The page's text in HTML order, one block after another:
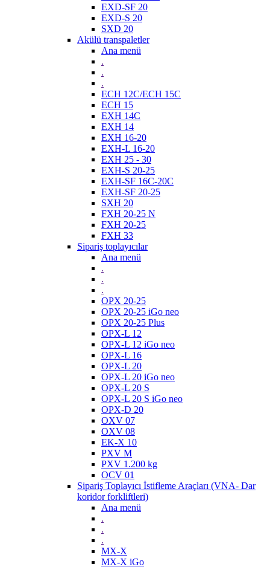
EXD-SF 20
EXD-S 20
SXD 20
Akülü transpaletler
Ana menü
.
.
.
ECH 12C/ECH 15C
ECH 15
EXH 14C
EXH 14
EXH 16-20
EXH-L 16-20
EXH 25 - 30
EXH-S 20-25
EXH-SF 16C-20C
EXH-SF 20-25
SXH 20
FXH 20-25 N
FXH 20-25
FXH 33
Sipariş toplayıcılar
Ana menü
.
.
.
OPX 20-25
OPX 20-25 iGo neo
OPX 20-25 Plus
OPX-L 12
OPX-L 12 iGo neo
OPX-L 16
OPX-L 20
OPX-L 20 iGo neo
OPX-L 20 S
OPX-L 20 S iGo neo
OPX-D 20
OXV 07
OXV 08
EK-X 10
PXV M
PXV 1.200 kg
OCV 01
Sipariş Toplayıcı İstifleme Araçları (VNA- Dar
koridor forkliftleri)
Ana menü
.
.
.
MX-X
MX-X iGo